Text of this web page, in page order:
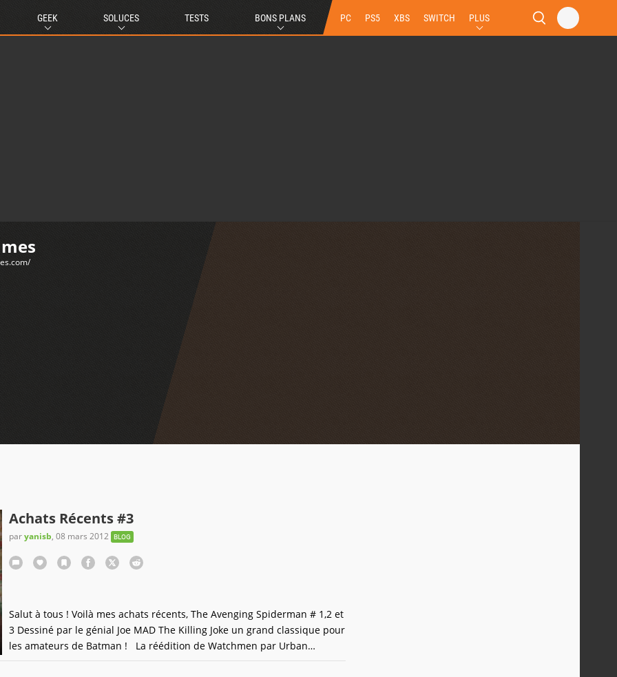
GEEK SOLUCES TESTS BONS PLANS PC PS5 XBS SWITCH PLUS
Achats Récents #3
paryanisb, 08 mars 2012 BLOG
Salut à tous ! Voilà mes achats récents, The Avenging Spiderman # 1,2 et
3 Dessiné par le génial Joe MAD The Killing Joke un grand classique pour
les amateurs de Batman ! La réédition de Watchmen par Urban
ComicsLe Relunch Tortue Ninja chez IDW #1 en VOOne Piece 61